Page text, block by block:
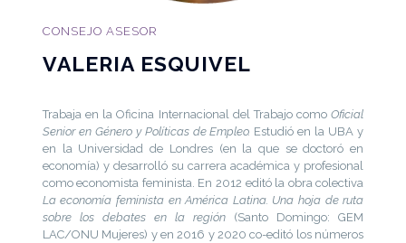
CONSEJO ASESOR
VALERIA ESQUIVEL
Trabaja en la Oficina Internacional del Trabajo comoOficial
Senior en Género y Políticas de Empleo. Estudió en la UBA y
en la Universidad de Londres (en la que se doctoró en
economía) y desarrolló su carrera académica y profesional
como economista feminista. En 2012 editó la obra colectiva
La economía feminista en América Latina. Una hoja de ruta
sobre los debates en la región (Santo Domingo: GEM
LAC/ONU Mujeres) y en 2016 y 2020 co-editó los números